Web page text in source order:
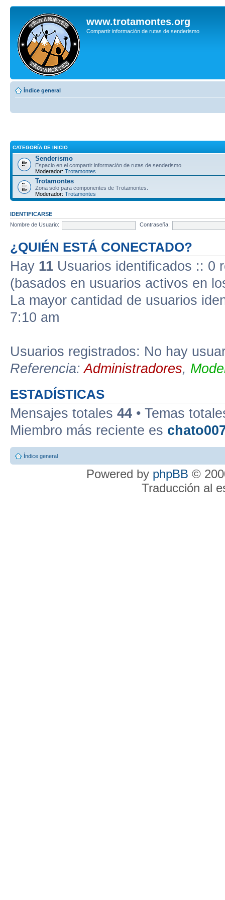
www.trotamontes.org
Compartir información de rutas de senderismo
Índice general
CATEGORÍA DE INICIO
Senderismo
Espacio en el compartir información de rutas de senderismo.
Moderador: Trotamontes
Trotamontes
Zona solo para componentes de Trotamontes.
Moderador: Trotamontes
IDENTIFICARSE
Nombre de Usuario:
Contraseña:
¿QUIÉN ESTÁ CONECTADO?
Hay 11 Usuarios identificados :: 0
(basados en usuarios activos en
La mayor cantidad de usuarios
7:10 am
Usuarios registrados: No hay
Referencia:Administradores,
ESTADÍSTICAS
Mensajes totales 44 • Temas
Miembro más reciente es
Índice general
Powered by phpBB ©
Traducción al